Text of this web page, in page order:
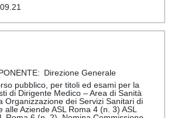
Direzione Generale
pubblico, per titoli ed esami per la
di Dirigente Medico – Area di Sanità
Organizzazione dei Servizi Sanitari di
alle Aziende ASL Roma 4 (n. 3) ASL